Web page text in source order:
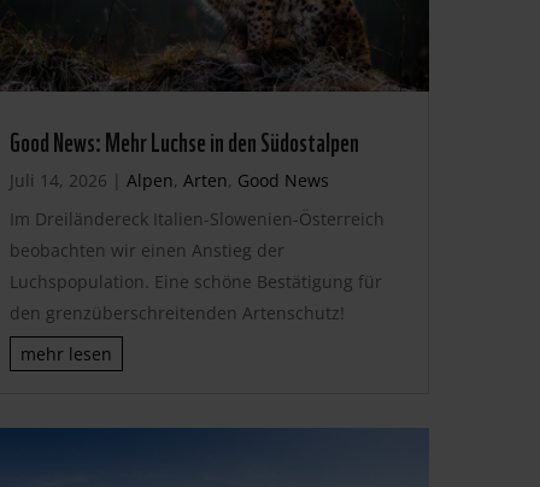
Good News: Mehr Luchse in den Südostalpen
Juli 14, 2026 | Alpen, Arten, Good News
Im Dreiländereck Italien-Slowenien-Österreich
beobachten wir einen Anstieg der
Luchspopulation. Eine schöne Bestätigung für
den grenzüberschreitenden Artenschutz!
mehr lesen